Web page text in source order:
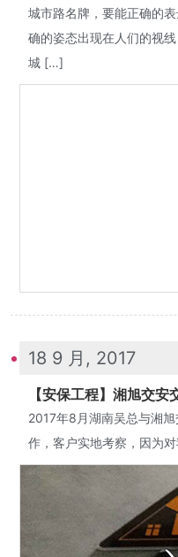
城市路名牌，要能正确的
确的姿态出现在人们的视
城 […]
18 9 月, 2017
【安保工程】湘旭交安
2017年8月湖南吴总与湘
作，客户实地考察，因为